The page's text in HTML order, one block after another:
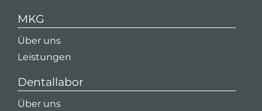
MKG
Über uns
Leistungen
Dentallabor
Über uns